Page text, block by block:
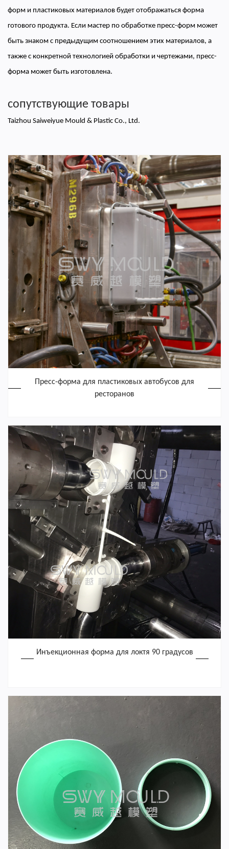
форм и пластиковых материалов будет отображаться форма
готового продукта. Если мастер по обработке пресс-форм может
быть знаком с предыдущим соотношением этих материалов, а
также с конкретной технологией обработки и чертежами, пресс-
форма может быть изготовлена.
сопутствующие товары
Taizhou Saiweiyue Mould & Plastic Co., Ltd.
Пресс-форма для пластиковых автобусов для
ресторанов
Инъекционная форма для локтя 90 градусов